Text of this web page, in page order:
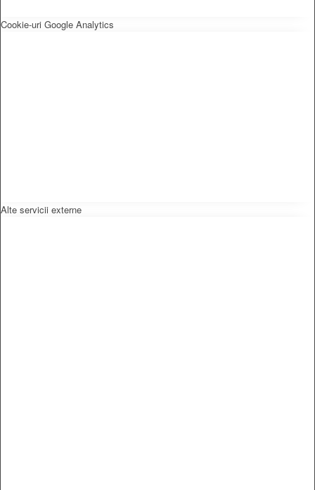
Cookie-uri Google Analytics
Alte servicii externe